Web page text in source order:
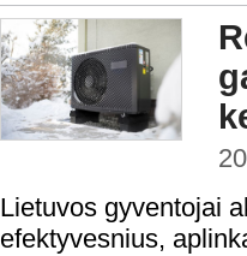
Lietuvos gyventojai
efektyvesnius,